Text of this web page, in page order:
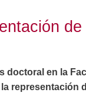
doctoral en la
representación